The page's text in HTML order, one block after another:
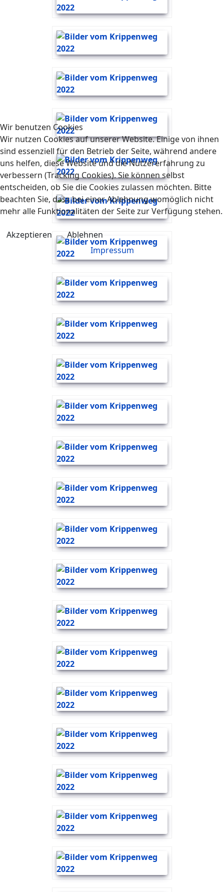
Wir benutzen Cookies
Wir nutzen Cookies auf unserer Website. Einige von ihnen
sind essenziell für den Betrieb der Seite, während andere
uns helfen, diese Website und die Nutzererfahrung zu
verbessern (Tracking Cookies). Sie können selbst
entscheiden, ob Sie die Cookies zulassen möchten. Bitte
beachten Sie, dass bei einer Ablehnung womöglich nicht
mehr alle Funktionalitäten der Seite zur Verfügung stehen.
Akzeptieren
Ablehnen
Impressum